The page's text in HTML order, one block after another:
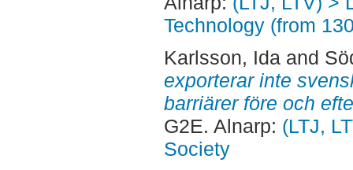
Technology (from
Karlsson, Idaand
exporterar inte
barriärer före och
G2E. Alnarp: (LTJ,
Society